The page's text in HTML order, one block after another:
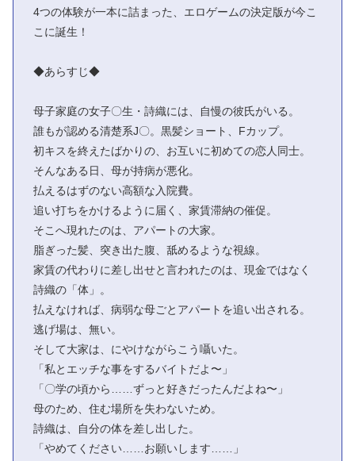
4つの体験が一本に詰まった、エロゲームの決定版が今こ
こに誕生！
◆あらすじ◆
母子家庭の女子〇生・詩織には、自慢の彼氏がいる。
誰もが認める清楚系J〇。黒髪ショート、Fカップ。
初キスを終えたばかりの、お互いに初めての恋人同士。
そんなある日、母が持病が悪化。
払えるはずのない高額な入院費。
追い打ちをかけるように届く、家賃滞納の催促。
そこへ現れたのは、アパートの大家。
脂ぎった髪、突き出た腹、舐めるような視線。
家賃の代わりに差し出せと言われたのは、現金ではなく
詩織の「体」。
払えなければ、病弱な母ごとアパートを追い出される。
逃げ場は、無い。
そして大家は、にやけながらこう囁いた。
「私とエッチな事をするバイトだよ〜」
「〇学の頃から……ずっと好きだったんだよね〜」
母のため、住む場所を失わないため。
詩織は、自分の体を差し出した。
「やめてください……お願いします……」